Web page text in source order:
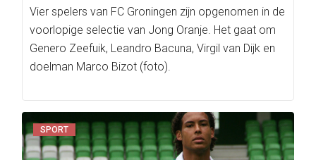
Vier spelers van FC Groningen zijn opgenomen in de
voorlopige selectie van Jong Oranje. Het gaat om
Genero Zeefuik, Leandro Bacuna, Virgil van Dijk en
doelman Marco Bizot (foto).
SPORT